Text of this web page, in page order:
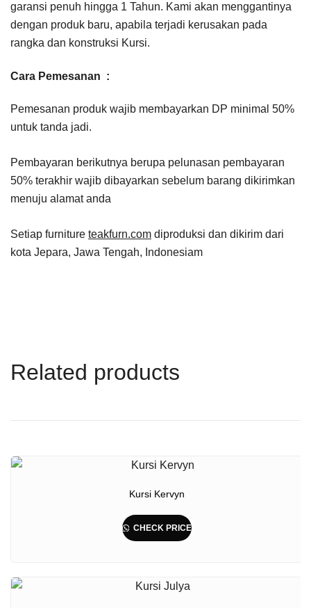
garansi penuh hingga 1 Tahun. Kami akan menggantinya
dengan produk baru, apabila terjadi kerusakan pada
rangka dan konstruksi Kursi.
Cara Pemesanan :
Pemesanan produk wajib membayarkan DP minimal 50%
untuk tanda jadi.
Pembayaran berikutnya berupa pelunasan pembayaran
50% terakhir wajib dibayarkan sebelum barang dikirimkan
menuju alamat anda
Setiap furniture teakfurn.com diproduksi dan dikirim dari
kota Jepara, Jawa Tengah, Indonesiam
Related products
Kursi Kervyn
CHECK PRICE